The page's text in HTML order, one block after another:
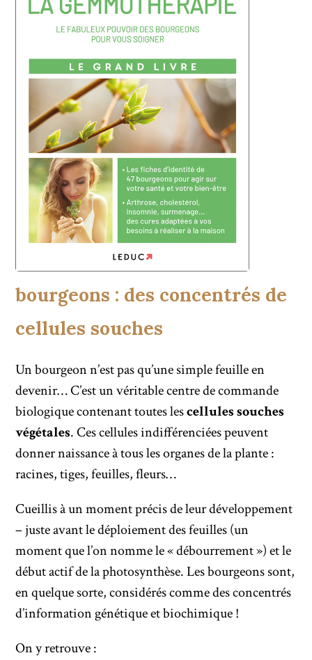
bourgeons : des concentrés de
cellules souches
Un bourgeon n’est pas qu’une simple feuille en
devenir… C’est un véritable centre de commande
biologique contenant toutes lescellules souches
végétales. Ces cellules indifférenciées peuvent
donner naissance à tous les organes de la plante :
racines, tiges, feuilles, fleurs…
Cueillis à un moment précis de leur développement
– juste avant le déploiement des feuilles (un
moment que l’on nomme le « débourrement ») et le
début actif de la photosynthèse. Les bourgeons sont,
en quelque sorte, considérés comme des concentrés
d’information génétique et biochimique !
On y retrouve :